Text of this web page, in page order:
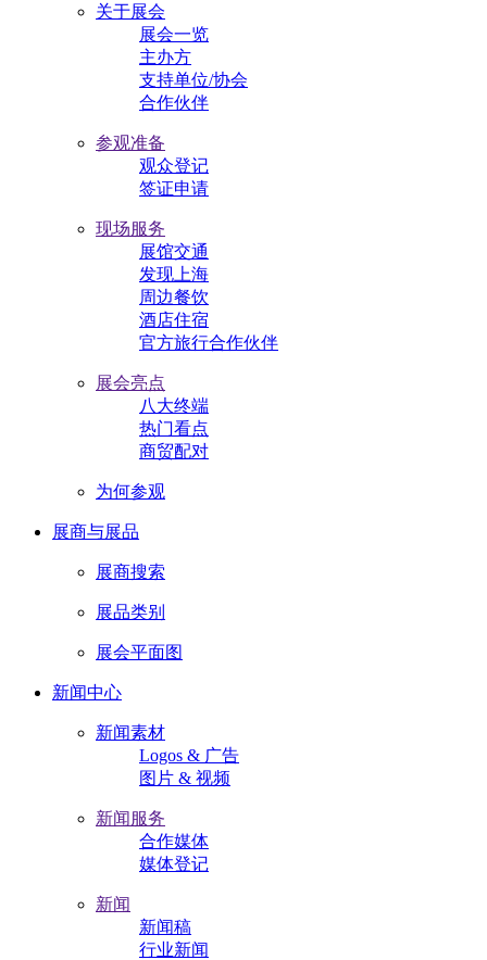
关于展会
展会一览
主办方
支持单位/协会
合作伙伴
参观准备
观众登记
签证申请
现场服务
展馆交通
发现上海
周边餐饮
酒店住宿
官方旅行合作伙伴
展会亮点
八大终端
热门看点
商贸配对
为何参观
展商与展品
展商搜索
展品类别
展会平面图
新闻中心
新闻素材
Logos & 广告
图片 & 视频
新闻服务
合作媒体
媒体登记
新闻
新闻稿
行业新闻